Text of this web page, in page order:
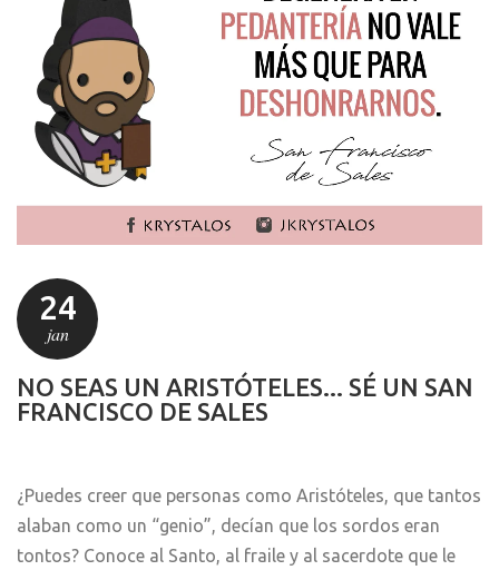
24
jan
NO SEAS UN ARISTÓTELES... SÉ UN SAN
FRANCISCO DE SALES
¿Puedes creer que personas como Aristóteles, que tantos
alaban como un “genio”, decían que los sordos eran
tontos? Conoce al Santo, al fraile y al sacerdote que le